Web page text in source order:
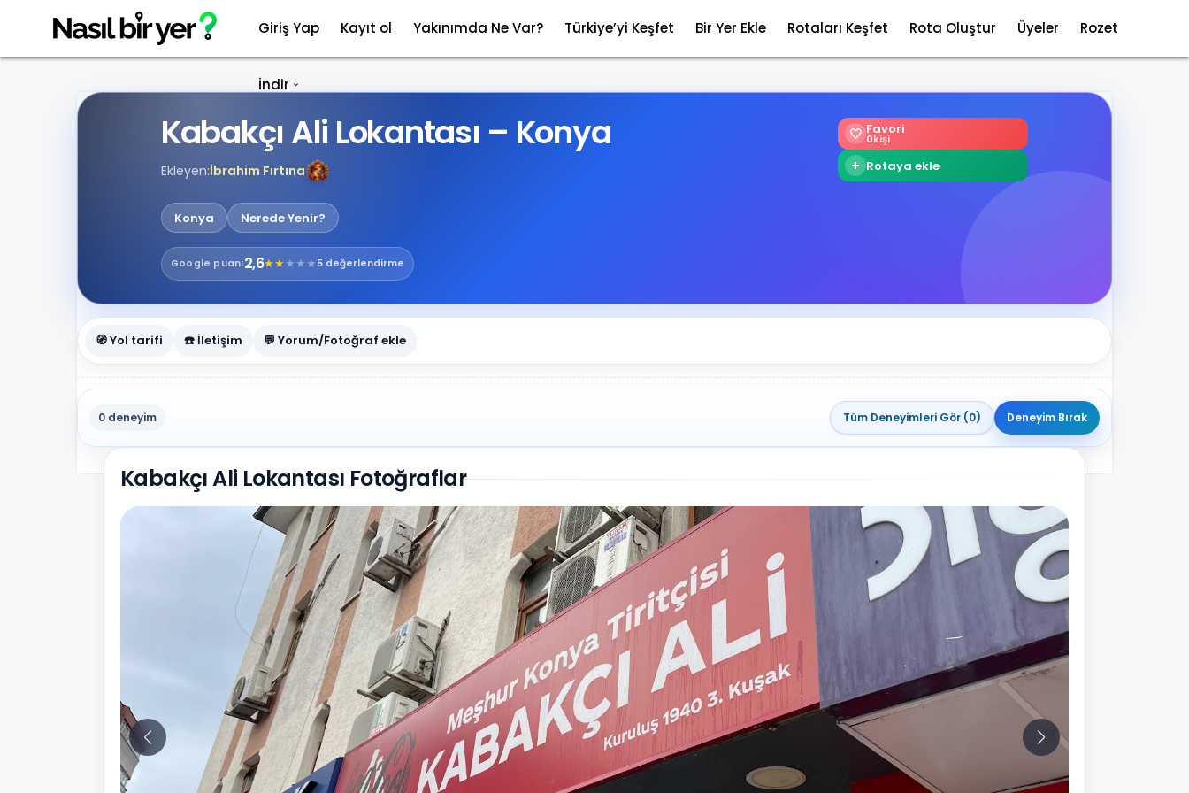
Giriş Yap Kayıt ol Yakınımda Ne Var? Türkiye’yi Keşfet Bir Yer Ekle Rotaları Keşfet Rota Oluştur Üyeler Rozet
İndir
Kabakçı Ali Lokantası – Konya
Ekleyen:İbrahim Fırtına
Konya Nerede Yenir?
Google puanı2,6★★★★★ 5 değerlendirme
🤍 Favori
0kişi
+ Rotaya ekle
🧭 Yol tarifi ☎️ İletişim 💬 Yorum/Fotoğraf ekle
0 deneyim Tüm Deneyimleri Gör (0) Deneyim Bırak
Kabakçı Ali Lokantası Fotoğraflar
Fotoğraf